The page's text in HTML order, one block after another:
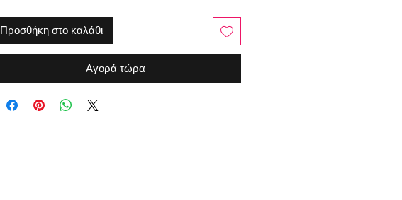
Προσθήκη στο καλάθι
Αγορά τώρα